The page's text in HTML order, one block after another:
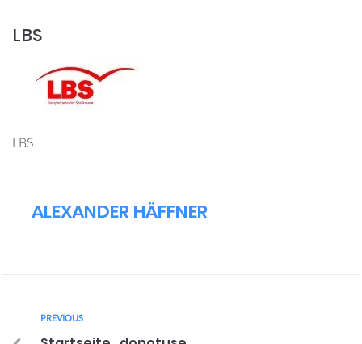
LBS
LBS
ALEXANDER HÄFFNER
PREVIOUS